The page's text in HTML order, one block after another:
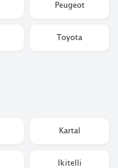
Peugeot
Toyota
Kartal
İkitelli